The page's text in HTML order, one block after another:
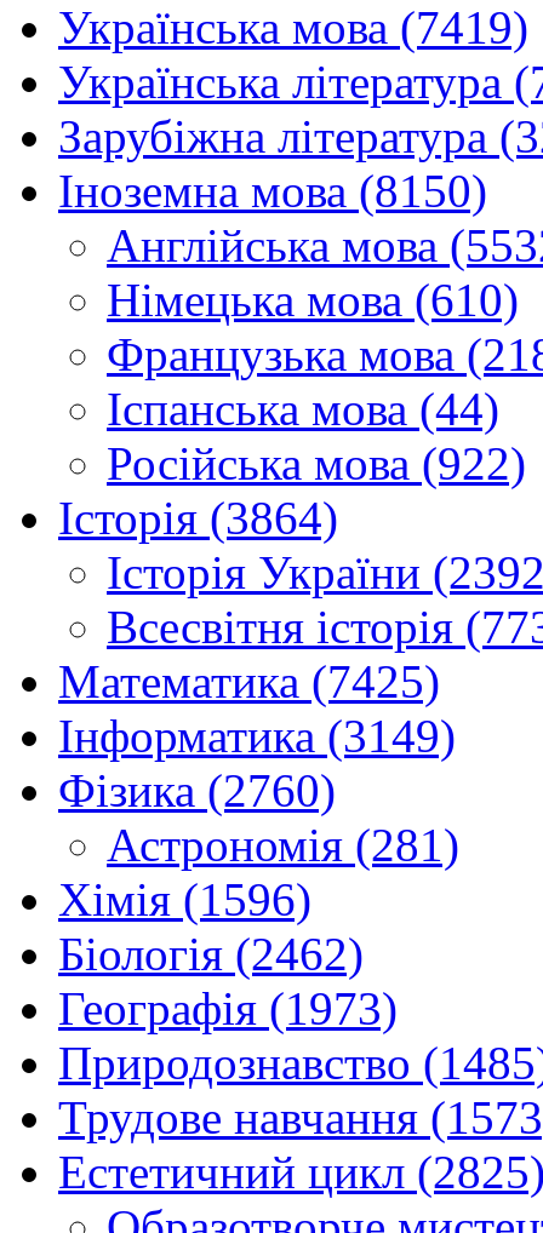
Українська мова (7419)
Українська література
Зарубіжна література
Іноземна мова (8150)
Англійська мова
Німецька мова (610)
Французька мова
Іспанська мова (44)
Російська мова (922)
Історія (3864)
Історія України
Всесвітня історія
Математика (7425)
Інформатика (3149)
Фізика (2760)
Астрономія (281)
Хімія (1596)
Біологія (2462)
Географія (1973)
Природознавство
Трудове навчання
Естетичний цикл